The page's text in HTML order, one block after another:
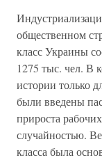
общественном
класс Украины
1275 тыс. чел. В
истории только
были введены
прироста
случайностью.
класса была